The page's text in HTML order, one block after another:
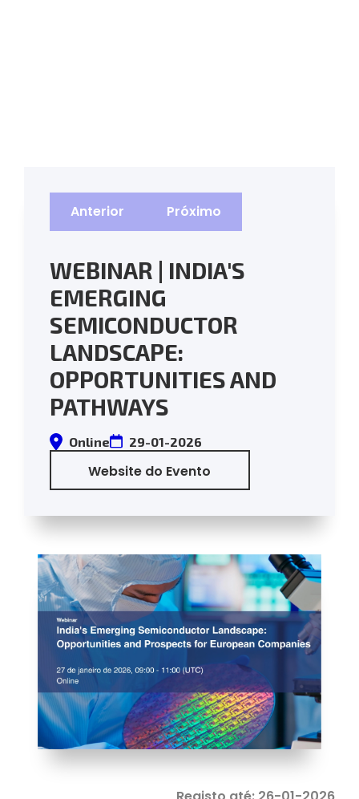
Anterior Próximo
WEBINAR | INDIA'S
EMERGING
SEMICONDUCTOR
LANDSCAPE:
OPPORTUNITIES AND
PATHWAYS
Online 29-01-2026
Website do Evento